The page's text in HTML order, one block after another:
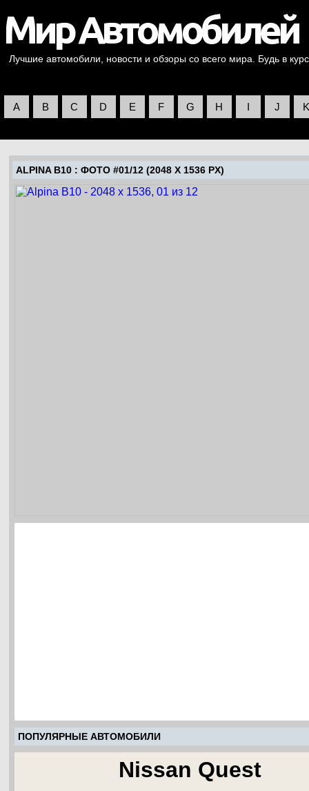
Лучшие автомобили, новости и обзоры со всего мира. Будь в
A B C D E F G H I J K
ALPINA B10 : ФОТО #01/12 (2048 X 1536 PX)
ПОПУЛЯРНЫЕ АВТОМОБИЛИ
Nissan Quest